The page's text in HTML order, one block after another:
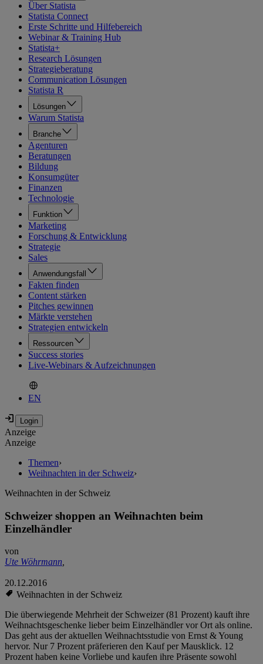
Über Statista
Statista Connect
Erste Schritte und Hilfebereich
Webinar & Training Hub
Statista+
Research Lösungen
Strategieberatung
Communication Lösungen
Statista R
Lösungen
Warum Statista
Branche
Agenturen
Beratungen
Bildung
Konsumgüter
Finanzen
Technologie
Funktion
Marketing
Forschung & Entwicklung
Strategie
Sales
Anwendungsfall
Fakten finden
Content stärken
Pitches gewinnen
Märkte verstehen
Strategien entwickeln
Ressourcen
Success stories
Live-Webinars & Aufzeichnungen
EN
Anzeige
Anzeige
Themen›
Weihnachten in der Schweiz›
Weihnachten in der Schweiz
Schweizer shoppen an Weihnachten beim
Einzelhändler
von
Ute Wöhrmann,
20.12.2016
Weihnachten in der Schweiz
Die überwiegende Mehrheit der Schweizer (81 Prozent) kauft ihre
Weihnachtsgeschenke lieber beim Einzelhändler vor Ort als online.
Das geht aus der aktuellen Weihnachtsstudie von Ernst & Young
hervor. Nur 7 Prozent präferieren den Kauf per Mausklick. 12
Prozent haben keine Vorliebe und kaufen ihre Präsente sowohl